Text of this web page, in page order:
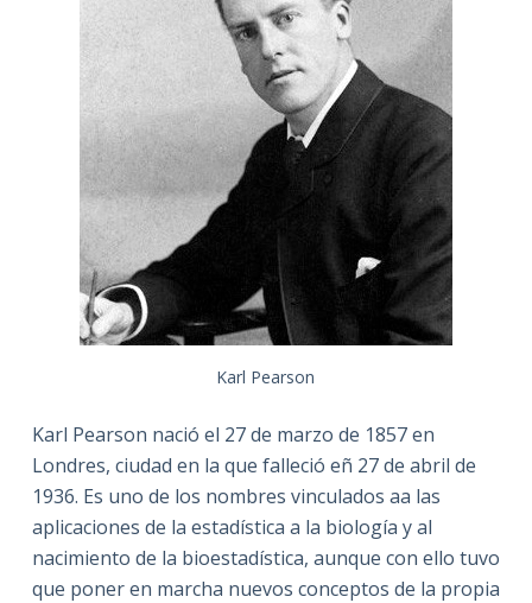
Karl Pearson
Karl Pearson nació el 27 de marzo de 1857 en
Londres, ciudad en la que falleció eñ 27 de abril de
1936. Es uno de los nombres vinculados aa las
aplicaciones de la estadística a la biología y al
nacimiento de la bioestadística, aunque con ello tuvo
que poner en marcha nuevos conceptos de la propia